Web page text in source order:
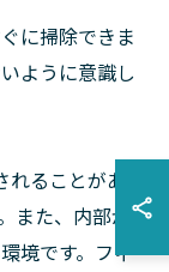
に掃除できま
ように意識し
ることがあ
た、内部が
境です。フィ